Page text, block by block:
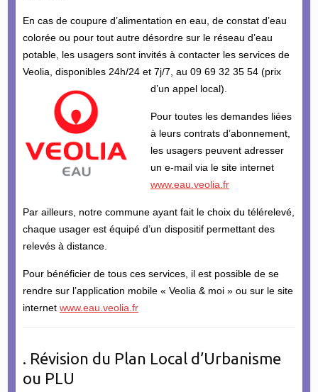
En cas de coupure d’alimentation en eau, de constat d’eau
colorée ou pour tout autre désordre sur le réseau d’eau
potable, les usagers sont invités à contacter les services de
Veolia, disponibles 24h/24 et 7j/7, au 09 69 32 35 54 (prix
d’un appel local).
Pour toutes les demandes liées
à leurs contrats d’abonnement,
les usagers peuvent adresser
un e-mail via le site internet
www.eau.veolia.fr
Par ailleurs, notre commune ayant fait le choix du télérelevé,
chaque usager est équipé d’un dispositif permettant des
relevés à distance.
Pour bénéficier de tous ces services, il est possible de se
rendre sur l’application mobile « Veolia & moi » ou sur le site
internet www.eau.veolia.fr
. Révision du Plan Local d’Urbanisme
ou PLU